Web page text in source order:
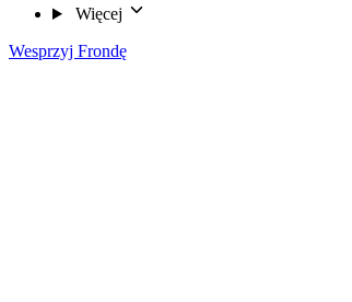
Więcej
Wesprzyj Frondę